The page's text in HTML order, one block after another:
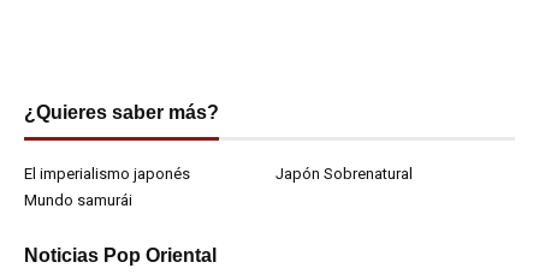
¿Quieres saber más?
El imperialismo japonés
Japón Sobrenatural
Mundo samurái
Noticias Pop Oriental